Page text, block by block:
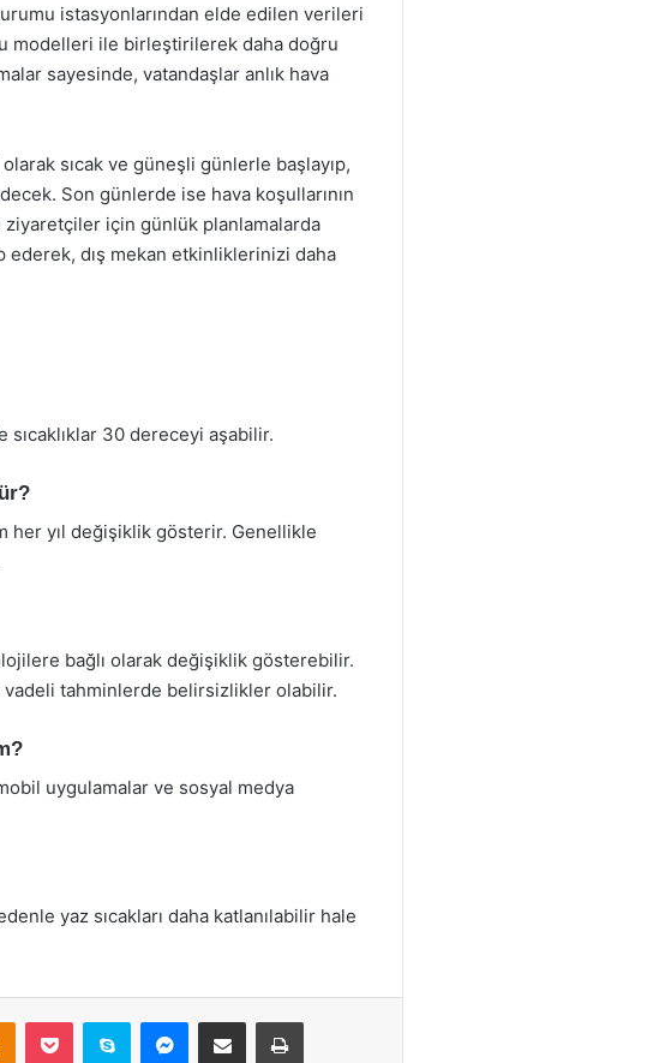
istasyonlarından elde edilen verileri
modelleri ile birleştirilerek daha doğru
sayesinde, vatandaşlar anlık hava
sıcak ve güneşli günlerle başlayıp,
Son günlerde ise hava koşullarının
ziyaretçiler için günlük planlamalarda
dış mekan etkinliklerinizi daha
sıcaklıklar 30 dereceyi aşabilir.
her yıl değişiklik gösterir. Genellikle
bağlı olarak değişiklik gösterebilir.
vadeli tahminlerde belirsizlikler olabilir.
uygulamalar ve sosyal medya
yaz sıcakları daha katlanılabilir hale
Odnoklassniki
Pocket Skype Messenger
E-Posta ile paylaş Yazdır